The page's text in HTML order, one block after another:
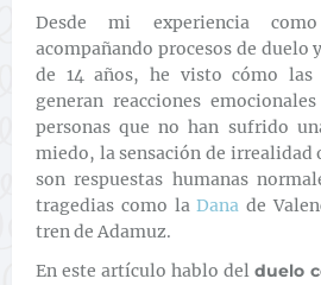
Desde mi experiencia como
acompañando procesos de duelo
de 14 años, he visto cómo las
generan reacciones
personas que no han sufrido
miedo, la sensación de
son respuestas humanas
tragedias como laDana de
tren de Adamuz.
En este artículo hablo del duelo